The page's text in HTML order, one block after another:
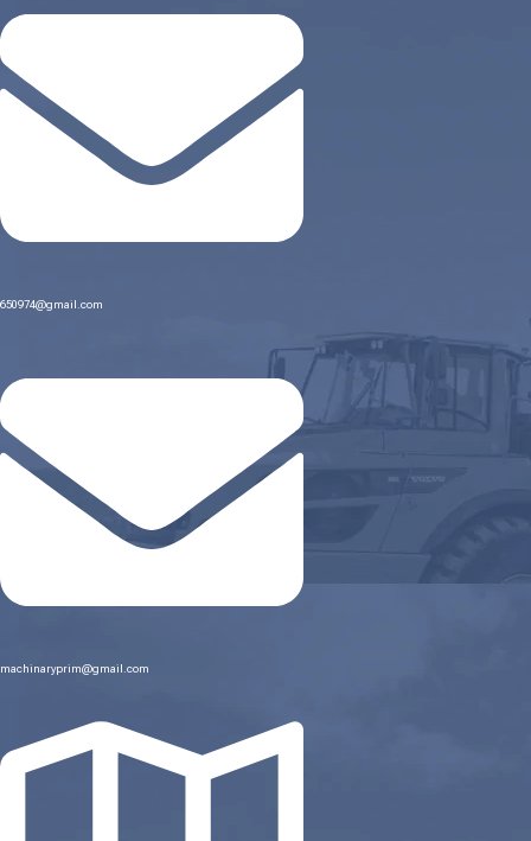
650974@gmail.com
machinaryprim@gmail.com